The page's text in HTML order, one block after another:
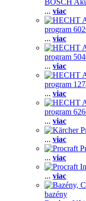
BOSCH
... viac
program
... viac
program
... viac
program
... viac
program
... viac
... viac
... viac
... viac
bazény